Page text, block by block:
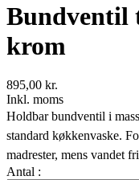
Bundventil
krom
895,00 kr.
Inkl. moms
Holdbar bundventil i
standard køkkenvaske.
madrester, mens vandet
Antal :